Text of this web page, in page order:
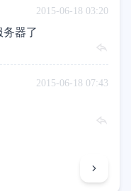
2015-06-18 03:20
器了
2015-06-18 07:43